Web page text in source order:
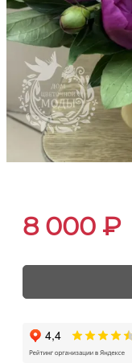
8 000 ₽